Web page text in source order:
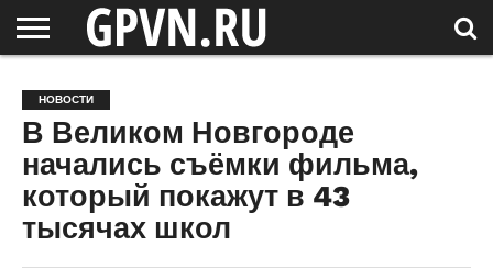
ОБЛАСТЬ
НОВОСТИ
СОСЕДЕЙ
РОССИЯ
/ МИР
СПЕЦПРОЕКТЫ
БЛОГ
СТАТЬИ
ФОТОРЕПОРТАЖИ
ИНТЕРВЬЮ
ОБЪЕКТЫ
ПОДБОРКИ
НОВОСТИ
В Великом Новгороде
начались съёмки фильма,
который покажут в 43
тысячах школ